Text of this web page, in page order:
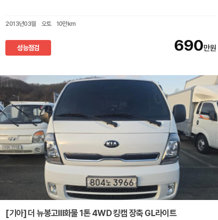
2013년03월 오토 10만km
성능점검 690만원
[기아] 더 뉴봉고Ⅲ화물 1톤 4WD 킹캡 장축 GL라이트